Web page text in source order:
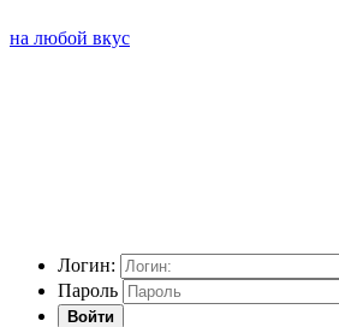
на любой вкус
Логин:
Пароль
Войти